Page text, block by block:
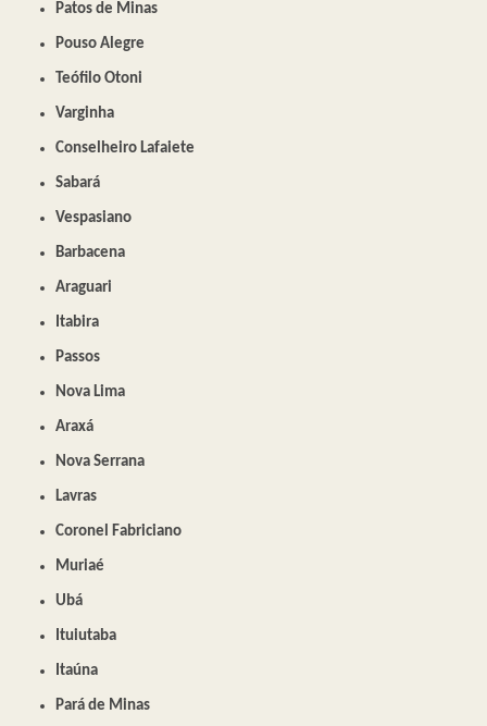
Patos de Minas
Pouso Alegre
Teófilo Otoni
Varginha
Conselheiro Lafaiete
Sabará
Vespasiano
Barbacena
Araguari
Itabira
Passos
Nova Lima
Araxá
Nova Serrana
Lavras
Coronel Fabriciano
Muriaé
Ubá
Ituiutaba
Itaúna
Pará de Minas